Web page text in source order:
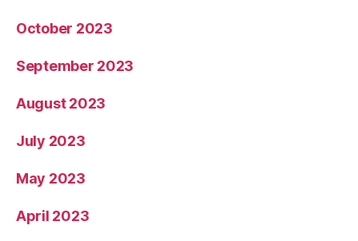
October 2023
September 2023
August 2023
July 2023
May 2023
April 2023